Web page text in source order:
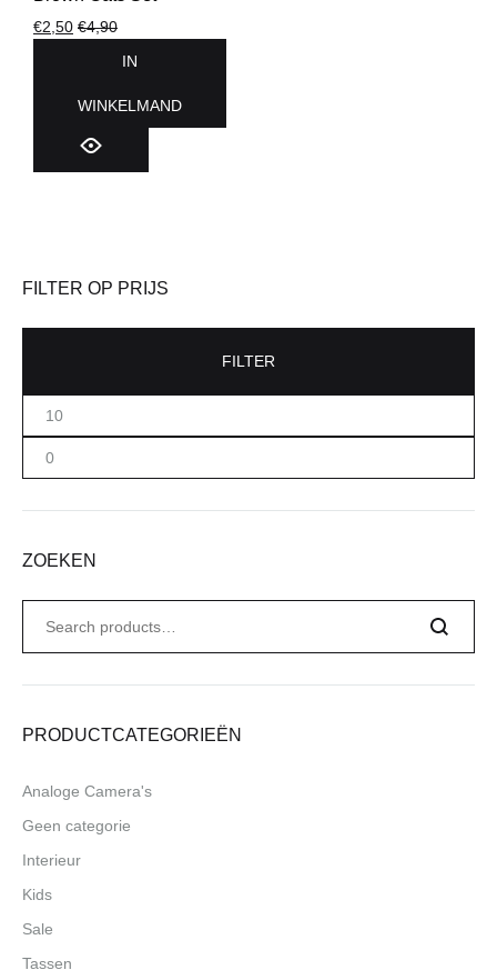
€2,50 €4,90
IN
WINKELMAND
FILTER OP PRIJS
FILTER
ZOEKEN
naar:
Search
PRODUCTCATEGORIEËN
Analoge Camera's
Geen categorie
Interieur
Kids
Sale
Tassen